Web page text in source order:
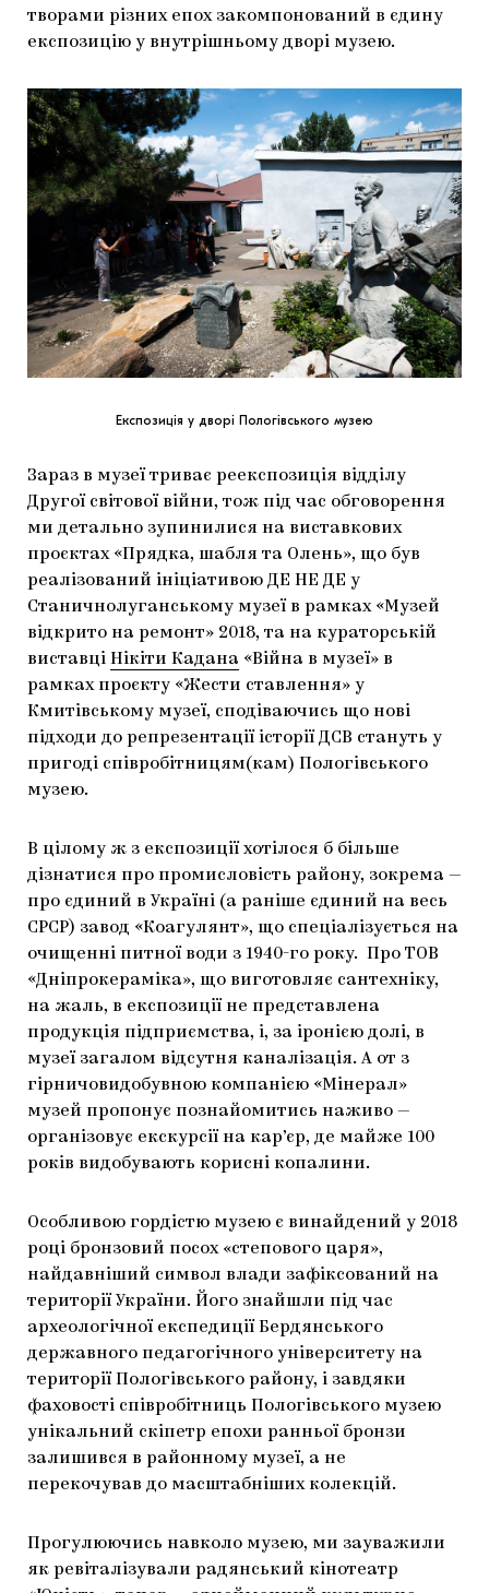
творами різних епох закомпонований в єдину
експозицію у внутрішньому дворі музею.
Експозиція у дворі Пологівського музею
Зараз в музеї триває реекспозиція відділу
Другої світової війни, тож під час обговорення
ми детально зупинилися на виставкових
проєктах «Прядка, шабля та Олень», що був
реалізований ініціативою ДЕ НЕ ДЕ у
Станичнолуганському музеї в рамках «Музей
відкрито на ремонт» 2018, та на кураторській
виставці Нікіти Кадана «Війна в музеї» в
рамках проєкту «Жести ставлення» у
Кмитівському музеї, сподіваючись що нові
підходи до репрезентації історії ДСВ стануть у
пригоді співробітницям(кам) Пологівського
музею.
В цілому ж з експозиції хотілося б більше
дізнатися про промисловість району, зокрема —
про єдиний в Україні (а раніше єдиний на весь
СРСР) завод «Коагулянт», що спеціалізується на
очищенні питної води з 1940-го року. Про ТОВ
«Дніпрокераміка», що виготовляє сантехніку,
на жаль, в експозиції не представлена
продукція підприємства, і, за іронією долі, в
музеї загалом відсутня каналізація. А от з
гірничовидобувною компанією «Мінерал»
музей пропонує познайомитись наживо —
організовує екскурсії на кар’єр, де майже 100
років видобувають корисні копалини.
Особливою гордістю музею є винайдений у 2018
році бронзовий посох «степового царя»,
найдавніший символ влади зафіксований на
території України. Його знайшли під час
археологічної експедиції Бердянського
державного педагогічного університету на
території Пологівського району, і завдяки
фаховості співробітниць Пологівського музею
унікальний скіпетр епохи ранньої бронзи
залишився в районному музеї, а не
перекочував до масштабніших колекцій.
Прогулюючись навколо музею, ми зауважили
як ревіталізували радянський кінотеатр